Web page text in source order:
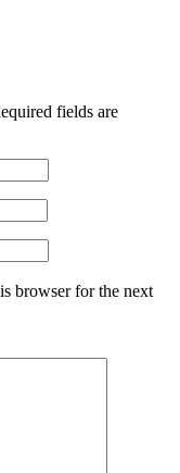
fields are
browser for the next